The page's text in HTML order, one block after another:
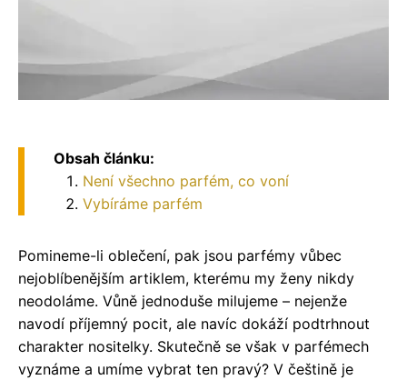
Obsah článku:
Není všechno parfém, co voní
Vybíráme parfém
Pomineme-li oblečení, pak jsou parfémy vůbec
nejoblíbenějším artiklem, kterému my ženy nikdy
neodoláme. Vůně jednoduše milujeme – nejenže
navodí příjemný pocit, ale navíc dokáží podtrhnout
charakter nositelky. Skutečně se však v parfémech
vyznáme a umíme vybrat ten pravý? V češtině je